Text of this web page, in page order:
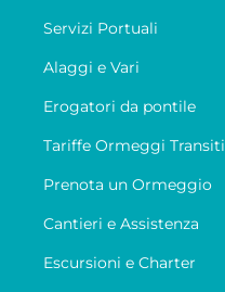
Servizi Portuali
Alaggi e Vari
Erogatori da pontile
Tariffe Ormeggi Transiti
Prenota un Ormeggio
Cantieri e Assistenza
Escursioni e Charter